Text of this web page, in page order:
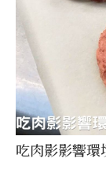
吃肉影影響